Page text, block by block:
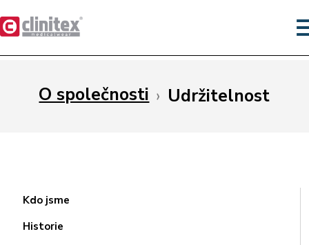
O společnosti › Udržitelnost
Kdo jsme
Historie